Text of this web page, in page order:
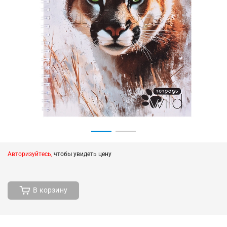
Авторизуйтесь, чтобы увидеть цену
В корзину